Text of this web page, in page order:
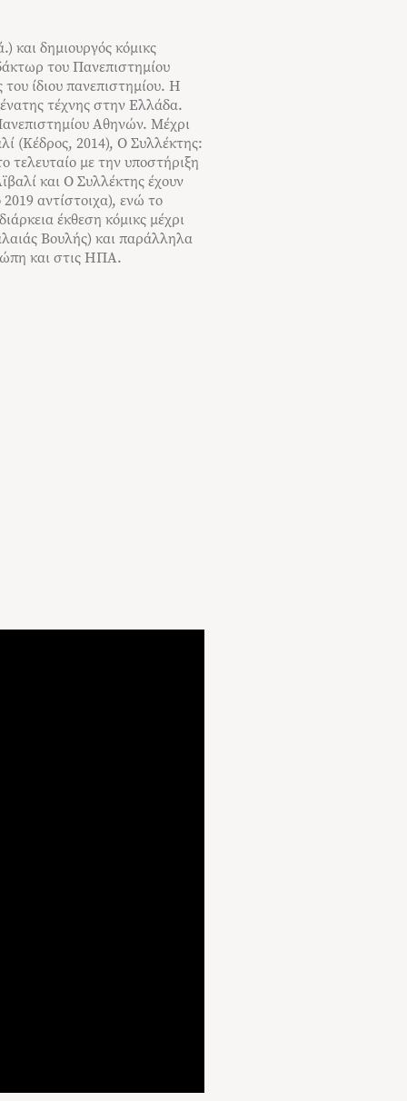
και δημιουργός κόμικς
του Πανεπιστημίου
του ίδιου πανεπιστημίου. Η
τέχνης στην Ελλάδα.
Αθηνών. Μέχρι
(Κέδρος, 2014), Ο Συλλέκτης:
τελευταίο με την υποστήριξη
και Ο Συλλέκτης έχουν
αντίστοιχα), ενώ το
έκθεση κόμικς μέχρι
Βουλής) και παράλληλα
και στις ΗΠΑ.